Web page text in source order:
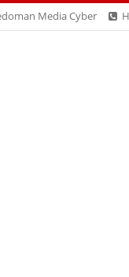
Media Cyber